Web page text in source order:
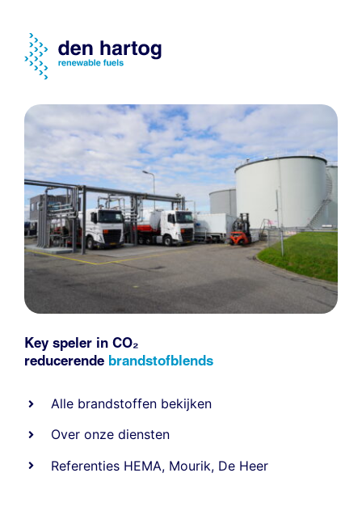
Key speler in CO₂
reducerende brandstofblends
Alle brandstoffen bekijken
Over onze diensten
Referenties HEMA, Mourik, De Heer